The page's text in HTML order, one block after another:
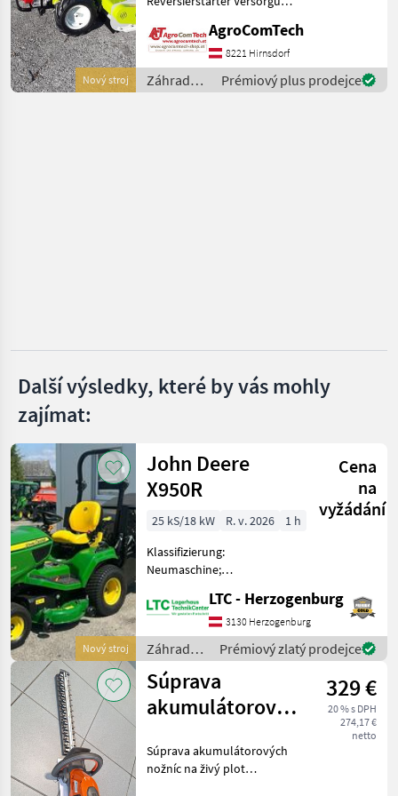
Husqvarna
Cub Cadet
Stiga Nový stroj
Zylinder Leistung 8.4 HP
(6.3 kW) Luftgekühlt Ölbad-
Luftfilter Schlegelhäcksler
AgroComTech
8221 Hirnsdorf
Záhradné
stroje /
Prémiový plus prodejce
Další výsledky, které by vás mohly
zajímat:
Nový stroj
John Deere
X950R
Cena
na
vyžádání
25 kS/18 kW R. v. 2026
1 h
Klassifizierung:
Neumaschine;
Reifentyp: Pneumatische
Art; Reifengröße: 26x12.00
-12; Differenzialsperre: Ja;
Weitere
Maschinenmerkmale: Zum
Ver
LTC - Herzogenburg
3130 Herzogenburg
Záhradné
stroje /
John
Deere
Prémiový zlatý prodejce
Súprava
akumulátorových
plot Husqvarna
215 iHD45
329 €
20 % s DPH
274,17 €
netto
Súprava akumulátorových
nožníc na živý plot